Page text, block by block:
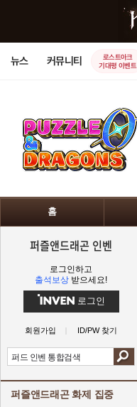
뉴스 커뮤니티
로스트아크
기대평 이벤트
홈
퍼즐앤드래곤 인벤
로그인하고
출석보상 받으세요!
로그인
회원가입 ID/PW 찾기
퍼즐앤드래곤 화제 집중